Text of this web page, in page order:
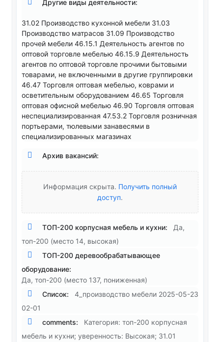
Другие виды деятельности:
31.02 Производство кухонной мебели 31.03
Производство матрасов 31.09 Производство
прочей мебели 46.15.1 Деятельность агентов по
оптовой торговле мебелью 46.15.9 Деятельность
агентов по оптовой торговле прочими бытовыми
товарами, не включенными в другие группировки
46.47 Торговля оптовая мебелью, коврами и
осветительным оборудованием 46.65 Торговля
оптовая офисной мебелью 46.90 Торговля оптовая
неспециализированная 47.53.2 Торговля розничная
портьерами, тюлевыми занавесями в
специализированных магазинах
Архив вакансий:
Информация скрыта. Получить полный
доступ.
ТОП-200 корпусная мебель и кухни:
Да,
топ-200 (место 14, высокая)
ТОП-200 деревообрабатывающее
оборудование:
Да, топ-200 (место 137, пониженная)
Список:
4_производство мебели 2025-05-23
02-01
comments:
Категория: топ-200 корпусная
мебель и кухни; уверенность: Высокая; 31.01